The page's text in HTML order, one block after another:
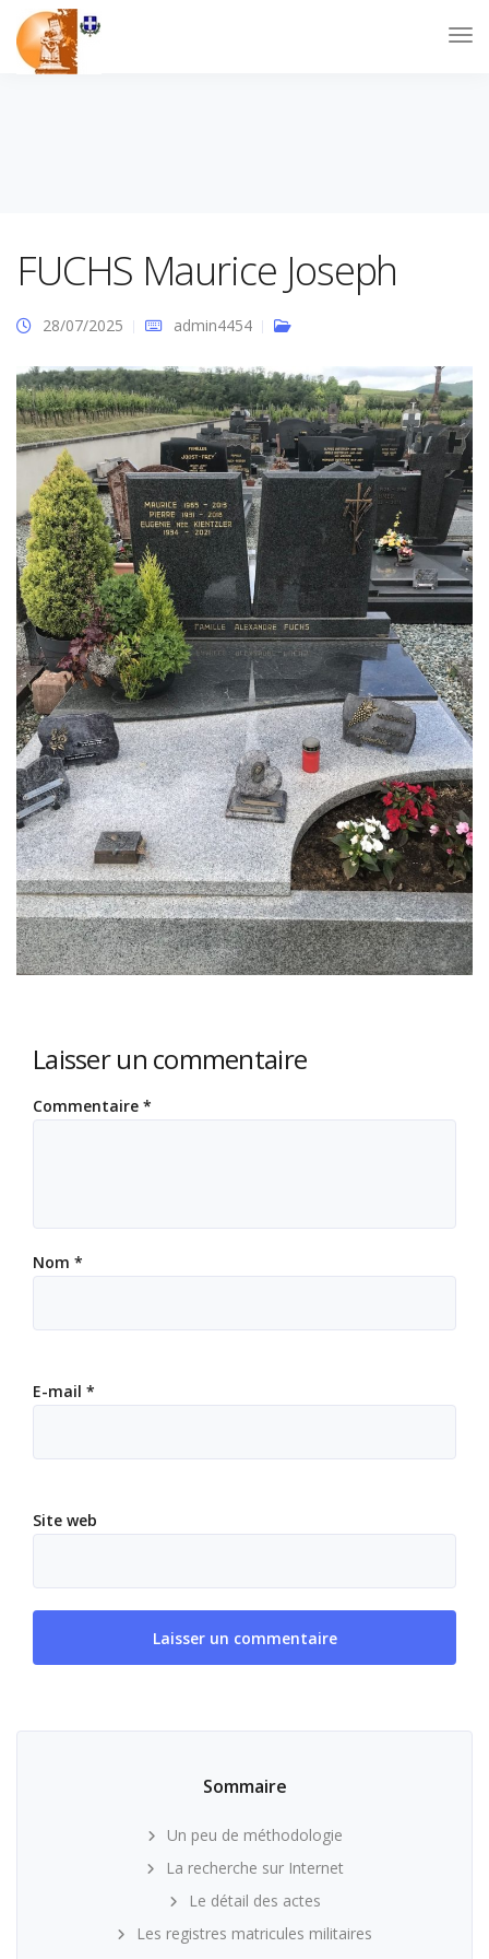
FUCHS Maurice Joseph
28/07/2025 admin4454
Laisser un commentaire
Commentaire *
Nom *
E-mail *
Site web
Sommaire
Un peu de méthodologie
La recherche sur Internet
Le détail des actes
Les registres matricules militaires